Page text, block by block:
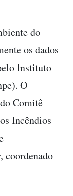
do
os dados
Instituto
O
Comitê
Incêndios
coordenado